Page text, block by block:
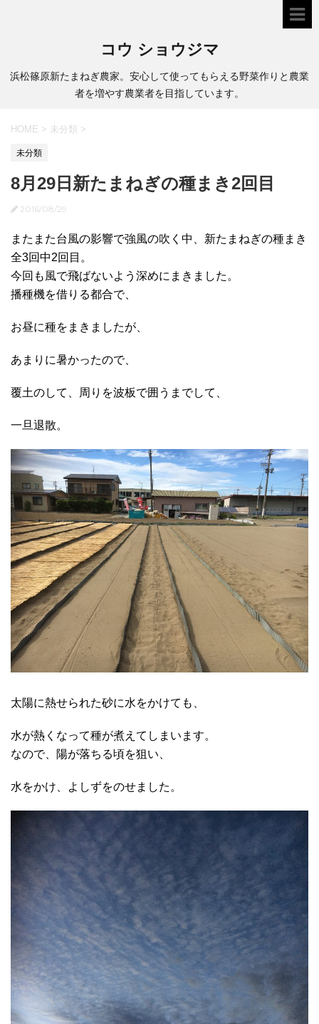
コウ ショウジマ
浜松篠原新たまねぎ農家。安心して使ってもらえる野菜作りと農業
者を増やす農業者を目指しています。
HOME > 未分類 >
未分類
8月29日新たまねぎの種まき2回目
2016/08/29
またまた台風の影響で強風の吹く中、新たまねぎの種まき
全3回中2回目。
今回も風で飛ばないよう深めにまきました。
播種機を借りる都合で、
お昼に種をまきましたが、
あまりに暑かったので、
覆土のして、周りを波板で囲うまでして、
一旦退散。
太陽に熱せられた砂に水をかけても、
水が熱くなって種が煮えてしまいます。
なので、陽が落ちる頃を狙い、
水をかけ、よしずをのせました。